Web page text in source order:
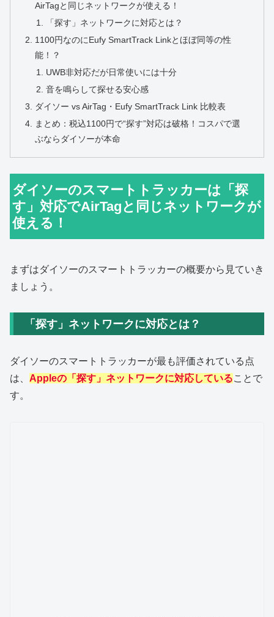
AirTagと同じネットワークが使える！
「探す」ネットワークに対応とは？
1100円なのにEufy SmartTrack Linkとほぼ同等の性
能！？
UWB非対応だが日常使いには十分
音を鳴らして探せる安心感
ダイソー vs AirTag・Eufy SmartTrack Link 比較表
まとめ：税込1100円で“探す”対応は破格！コスパで選
ぶならダイソーが本命
ダイソーのスマートトラッカーは「探
す」対応でAirTagと同じネットワークが
使える！
まずはダイソーのスマートトラッカーの概要から見ていき
ましょう。
「探す」ネットワークに対応とは？
ダイソーのスマートトラッカーが最も評価されている点
は、 Appleの「探す」ネットワークに対応していることで
す。